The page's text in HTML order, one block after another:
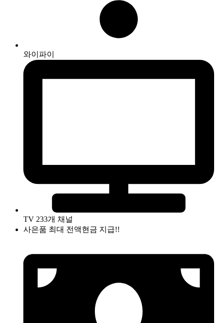
와이파이
TV 233개 채널
사은품 최대 전액현금 지급!!